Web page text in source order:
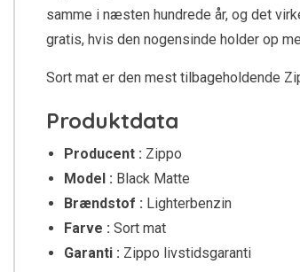
samme i næsten hundrede år, og det
gratis, hvis den nogensinde holder op
Sort mat er den mest tilbageholdende
Produktdata
Producent : Zippo
Model : Black Matte
Brændstof : Lighterbenzin
Farve : Sort mat
Garanti : Zippo livstidsgaranti